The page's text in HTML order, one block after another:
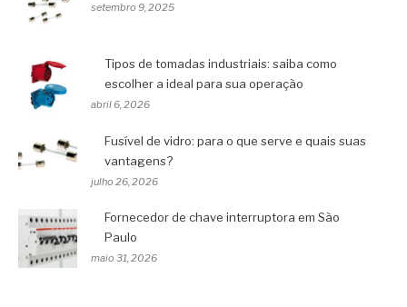
setembro 9, 2025
Tipos de tomadas industriais: saiba como
escolher a ideal para sua operação
abril 6, 2026
Fusível de vidro: para o que serve e quais suas
vantagens?
julho 26, 2026
Fornecedor de chave interruptora em São
Paulo
maio 31, 2026